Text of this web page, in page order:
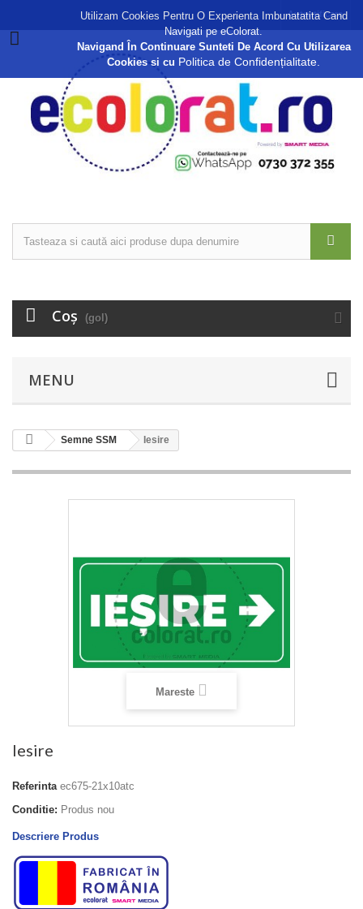
Autentificare
Coş (gol)
MENU
Semne SSM Iesire
Mareste
Iesire
Referinta ec675-21x10atc
Conditie: Produs nou
Descriere Produs
Utilizam Cookies Pentru O Experienta Imbunatatita Cand
Navigati pe eColorat.
Navigand În Continuare Sunteti De Acord Cu Utilizarea
Cookies si cu Politica de Confidențialitate.